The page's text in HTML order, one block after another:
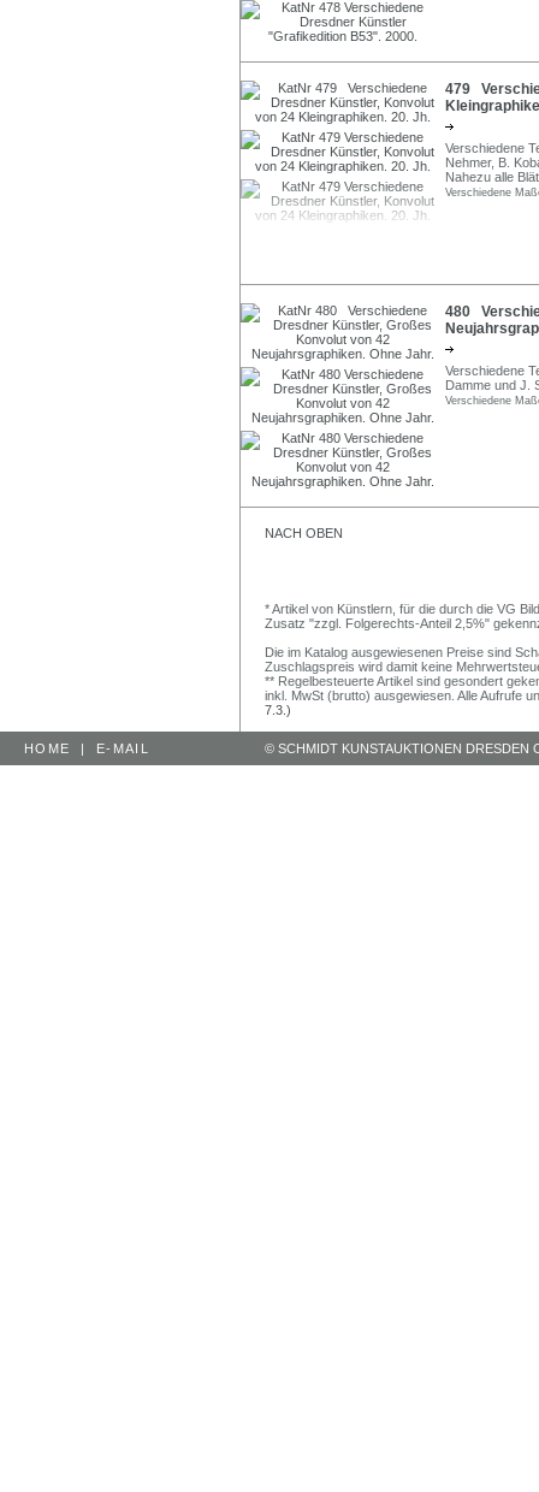
479
Verschiedene
Nehmer, B.
Nahezu alle
Verschiedene
480
Verschiedene
Damme und J.
Verschiedene
NACH OBEN
* Artikel von Künstlern, für die durch die VG
Zusatz "zzgl. Folgerechts-Anteil 2,5%"
Die im Katalog ausgewiesenen Preise sind
Zuschlagspreis wird damit keine
** Regelbesteuerte Artikel sind gesondert
inkl. MwSt (brutto) ausgewiesen. Alle Aufrufe
7.3.)
HOME | E-MAIL © SCHMIDT KUNSTAUKTIONEN DRESDEN